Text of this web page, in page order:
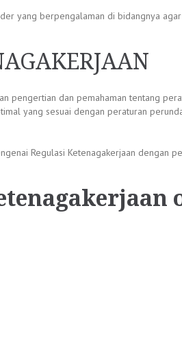
yang berpengalaman di bidangnya
pengertian dan pemahaman tentang
yang sesuai dengan peraturan
Regulasi Ketenagakerjaan dengan